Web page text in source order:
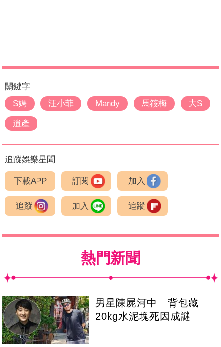
關鍵字
S媽
汪小菲 Mandy 馬筱梅 大S
遺產
追蹤娛樂星聞
下載APP 訂閱 加入
追蹤 加入 追蹤
熱門新聞
男星陳屍河中 背包藏
20kg水泥塊死因成謎